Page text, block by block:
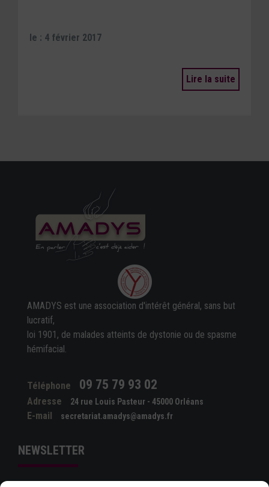
le : 4 février 2017
Lire la suite
AMADYS est une association d'intérêt général, sans but
lucratif,
loi 1901, de malades atteints de dystonie ou de spasme
hémifacial.
Téléphone 09 75 79 93 02
Adresse 24 rue Louis Pasteur - 45000 Orléans
E-mail secretariat.amadys@amadys.fr
NEWSLETTER